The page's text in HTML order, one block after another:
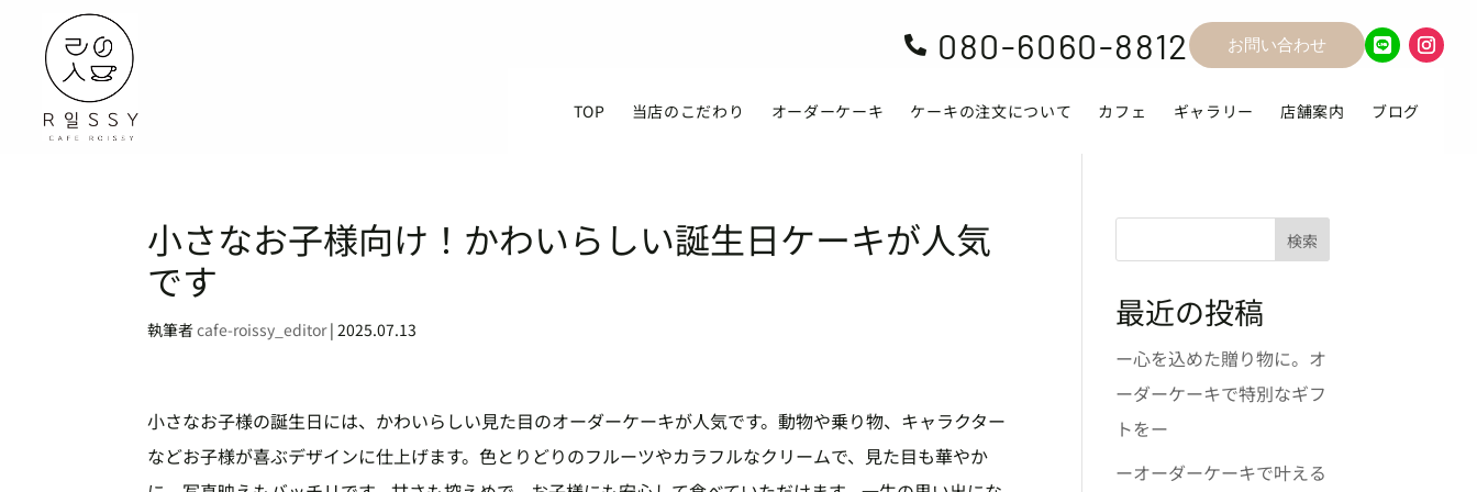
 080-6060-8812 お問い合わせ
TOP 当店のこだわり オーダーケーキ ケーキの注文について カフェ ギャラリー 店舗案内 ブログ
小さなお子様向け！かわいらしい誕生日ケーキが人気
です
執筆者cafe-roissy_editor|2025.07.13
小さなお子様の誕生日には、かわいらしい見た目のオーダーケーキが人気です。動物や乗り物、キャラクター
などお子様が喜ぶデザインに仕上げます。色とりどりのフルーツやカラフルなクリームで、見た目も華やか
検索
最近の投稿
ー心を込めた贈り物に。オ
ーダーケーキで特別なギフ
トをー
ーオーダーケーキで叶える